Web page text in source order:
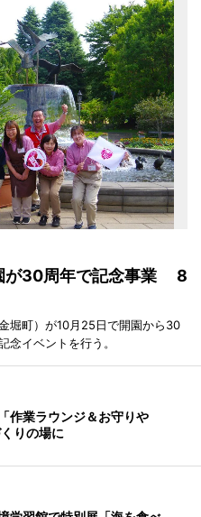
が30周年で記念事業 8
堀町）が10月25日で開園から30
念イベントを行う。
作業ラウンジ＆お守りや
りの場に